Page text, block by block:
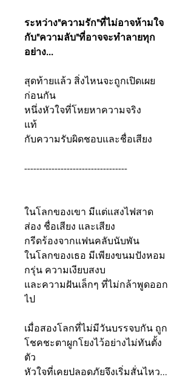
ระหว่าง"ความรัก"ที่ไม่อาจห้ามใจ
กับ"ความลับ"ที่อาจจะทำลายทุก
อย่าง...
สุดท้ายแล้ว สิ่งไหนจะถูกเปิดเผย
ก่อนกัน
หนึ่งหัวใจที่โหยหาความจริง
แท้
กับความรับผิดชอบและชื่อเสียง
----------------------------------
ในโลกของเขา มีแต่แสงไฟสาด
ส่อง ชื่อเสียง และเสียง
กรีดร้องจากแฟนคลับนับพัน
ในโลกของเธอ มีเพียงขนมปังหอม
กรุ่น ความเงียบสงบ
และความฝันเล็กๆ ที่ไม่กล้าพูดออก
ไป
เมื่อสองโลกที่ไม่มีวันบรรจบกัน ถูก
โชคชะตาผูกโยงไว้อย่างไม่ทันตั้ง
ตัว
หัวใจที่เคยปลอดภัยจึงเริ่มสั่นไหว...